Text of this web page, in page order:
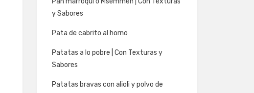
y Sabores
Pata de cabrito al horno
Patatas a lo pobre | Con Texturas y
Sabores
Patatas bravas con alioli y polvo de